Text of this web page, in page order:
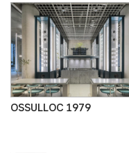
OSSULLOC 1979